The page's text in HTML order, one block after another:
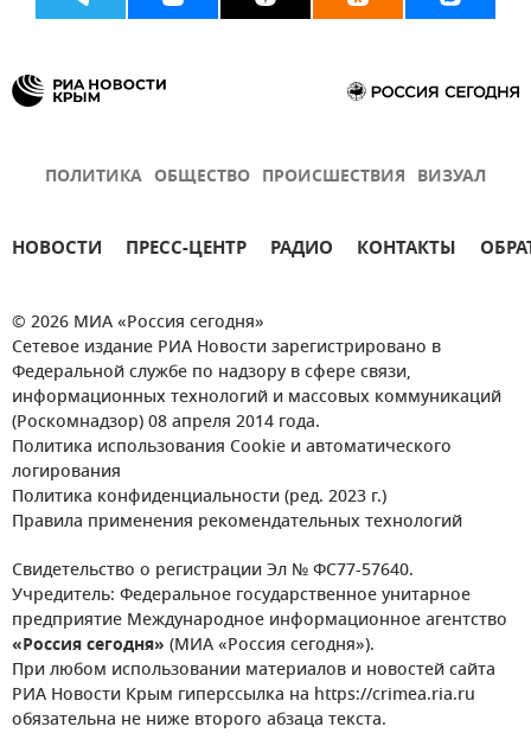
ПОЛИТИКА ОБЩЕСТВО ПРОИСШЕСТВИЯ ВИЗУАЛ
НОВОСТИ ПРЕСС-ЦЕНТР РАДИО КОНТАКТЫ
© 2026 МИА «Россия сегодня»
Сетевое издание РИА Новости зарегистрировано в
Федеральной службе по надзору в сфере связи,
информационных технологий и массовых коммуникаций
(Роскомнадзор) 08 апреля 2014 года.
Политика использования Cookie и автоматического
логирования
Политика конфиденциальности (ред. 2023 г.)
Правила применения рекомендательных технологий
Свидетельство о регистрации Эл № ФС77-57640.
Учредитель: Федеральное государственное унитарное
предприятие Международное информационное агентство
«Россия сегодня» (МИА «Россия сегодня»).
При любом использовании материалов и новостей сайта
РИА Новости Крым гиперссылка на https://crimea.ria.ru
обязательна не ниже второго абзаца текста.